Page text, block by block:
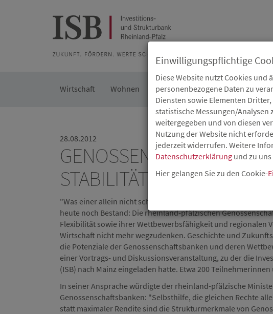
Wirtschaft Wohnen Kommunal Die ISB
28.08.2012
STABILITÄTSANKER IN
"Was einer allein nicht schafft, das schaffen viele" – die Idee
heute noch Bestand: Die rheinland-pfälzischen
Flexibilität sowie ihrer Wettbewerbsfähigkeit und regionalen
Wirtschaft nicht mehr wegzudenken. Geschichte und
die Potenziale der Genossenschaftsbanken und deren
einer Vortrags- und Diskussionsveranstaltung, zu der die
(ISB) nach Mainz eingeladen hatte. Etwa 200
In seiner Ansprache würdigte der rheinland-pfälzische
Genossenschaftsbanken: "Selbsthilfe, die gleichen Rechte
statt maximaler Rendite sind die Strukturmerkmale von
Einwilligungspflichtige
Diese Website nutzt Cookies
personenbezogene Daten zu
Diensten sowie Elementen
statistische Messungen/
weitergegeben und von diesen
Nutzung der Website nicht
jederzeit widerrufen. Weitere
Datenschutzerklärung und zu uns
Hier gelangen Sie zu den Cookie-